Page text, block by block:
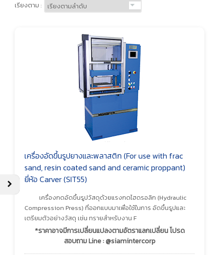
เรียงตาม :
เครื่องอัดขึ้นรูปยางและพลาสติก (For use with frac
sand, resin coated sand and ceramic proppant)
ยี่ห้อ Carver (SIT55)
เครื่องกดอัดขึ้นรูปวัสดุด้วยแรงกดไฮดรอลิก (Hydraulic
Compression Press) ที่ออกแบบมาเพื่อใช้ในการ อัดขึ้นรูปและ
เตรียมตัวอย่างวัสดุ เช่น ทรายสำหรับงาน F
*ราคาอาจมีการเปลี่ยนแปลงตามอัตราแลกเปลี่ยน โปรด
สอบถาม Line : @siamintercorp